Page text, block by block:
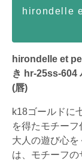
hirondelle
hirondelle et
き hr-25ss-604
(唇)
k18ゴールドに
を得たモチーフ
大人の遊び心
は、モチーフ